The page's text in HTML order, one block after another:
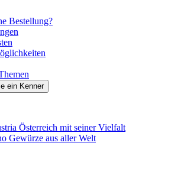
Bestellung?
Österreich mit seiner Vielfalt
Gewürze aus aller Welt